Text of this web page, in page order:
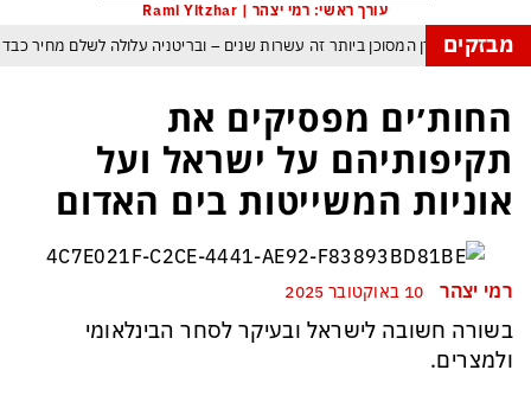
עורך ראשי: רמי יצהר | Rami Yitzhar
מבזקים
נכנס לעידן המסוכן ביותר זה עשרות שנים – ובריטניה עלולה לשלם מחיר כבד
מי היה מאמין שבאר שבע תנצח את הכוכב האדום?
ומיירטים להגנה – טראמפ נשאר רק עם ציוצי האיום המגוחכים שלא מזיזים לטהרן
כמדיניות: כך הפכה ההוצאה להורג לכלי ההרתעה המרכזי של המשטר האיראני
א-סיסי, ארדואן ושליט קטאר מכנסים פגישת ״כיפה אדומה״ לנתניהו בנושא עזה
החות׳ים מפסיקים את
תקיפותיהם על ישראל ועל
אוניות המשייטות בים האדום
רמי יצהר
בשורה חשובה לישראל ובעיקר לסחר הבינלאומי
ולמצרים.